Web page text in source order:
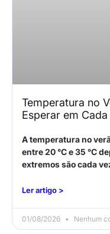
Temperatura no
Esperar em Cada
A temperatura no
entre 20 °C e 35 °C
extremos são cada
Ler artigo >
01/08/2026 Nenhum